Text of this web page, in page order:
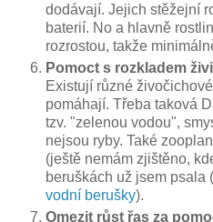
dodávají. Jejich stěžejní
baterií. No a hlavně
rozrostou, takže
Pomoct s rozkladem
Existují různé
pomáhají. Třeba taková
tzv. "zelenou vodou",
nejsou ryby. Také
(ještě nemám zjištěno,
beruškách už jsem psala (
vodní berušky).
Omezit růst řas za